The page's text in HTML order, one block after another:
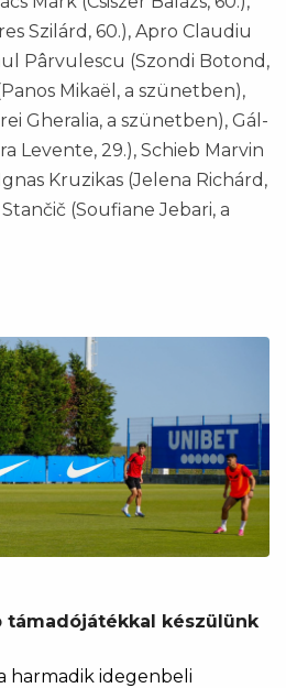
Szilárd, 60.), Apro Claudiu
Pârvulescu (Szondi Botond,
Mikaël, a szünetben),
Gheralia, a szünetben), Gál-
Levente, 29.), Schieb Marvin
Kruzikas (Jelena Richárd,
(Soufiane Jebari, a
támadójátékkal készülünk
harmadik idegenbeli